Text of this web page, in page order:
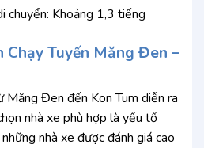
chuyển: Khoảng 1,3 tiếng
Chạy Tuyến Măng Đen –
Măng Đen đến Kon Tum diễn ra
nhà xe phù hợp là yếu tố
nhà xe được đánh giá cao